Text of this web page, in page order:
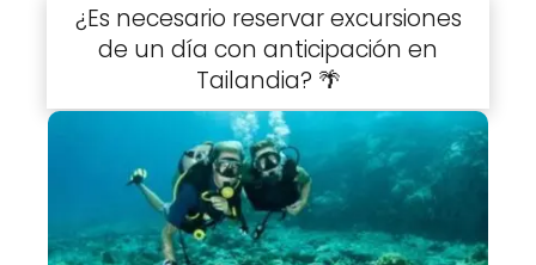
¿Es necesario reservar excursiones
de un día con anticipación en
Tailandia? 🌴